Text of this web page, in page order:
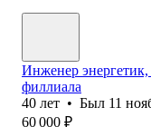
Инженер
филлиала
40 лет • Был 11
60 000 ₽